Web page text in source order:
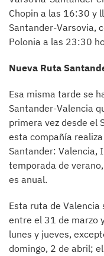
Chopin a las 16:30 y
Santander-Varsovia,
Polonia a las 23:30
Nueva Ruta
Esa misma tarde se
Santander-Valencia
primera vez desde el
esta compañía
Santander: Valencia,
temporada de
es anual.
Esta ruta de Valencia
entre el 31 de marzo
lunes y jueves,
domingo, 2 de abril;